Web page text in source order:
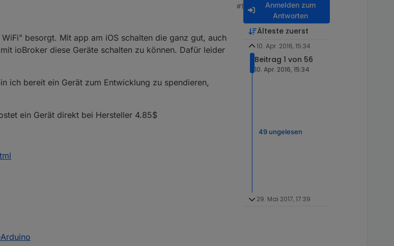
00:52
#1
besorgt. Mit app am iOS schalten die ganz gut, auch
ioBroker diese Geräte schalten zu können. Dafür leider
ich bereit ein Gerät zum Entwicklung zu spendieren,
ein Gerät direkt bei Hersteller 4.85$
Anmelden zum
Antworten
Älteste zuerst
10. Apr. 2016, 15:34
Beitrag 1 von 56
10. Apr. 2016, 15:34
49 ungelesen
29. Mai 2017, 17:39